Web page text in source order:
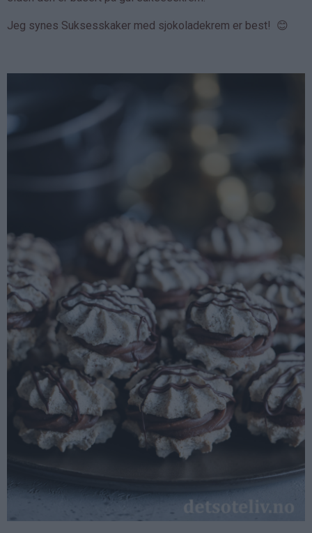
Jeg synes Suksesskaker med sjokoladekrem er best! 😊